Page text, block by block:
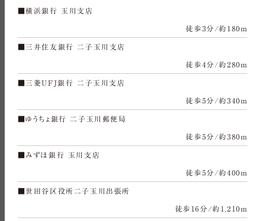
■横浜銀行 玉川支店
徒歩3分/約180m
■三井住友銀行 二子玉川支店
徒歩4分/約280m
■三菱UFJ銀行 二子玉川支店
徒歩5分/約340m
■ゆうちょ銀行 二子玉川郵便局
徒歩5分/約380m
■みずほ銀行 玉川支店
徒歩5分/約400m
■世田谷区役所二子玉川出張所
徒歩16分/約1,210m